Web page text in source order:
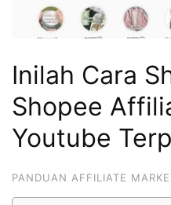
Inilah Cara
Shopee
Youtube
PANDUAN AFFILIATE